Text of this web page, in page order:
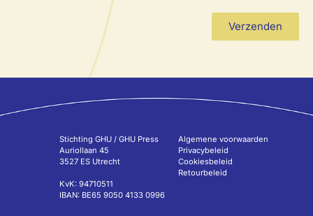
Verzenden
Stichting GHU / GHU Press
Auriollaan 45
3527 ES Utrecht
KvK: 94710511
IBAN: BE65 9050 4133 0996
Algemene voorwaarden
Privacybeleid
Cookiesbeleid
Retourbeleid